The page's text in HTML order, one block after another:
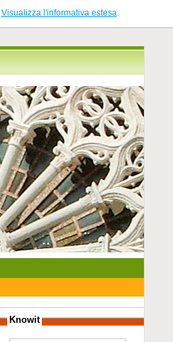
Visualizza l'informativa estesa.
Knowit